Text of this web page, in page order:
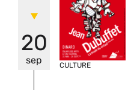
20
sep CULTURE